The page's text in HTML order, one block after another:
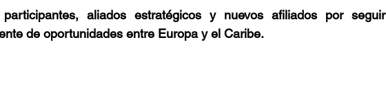
aliados estratégicos y nuevos afiliados por seguir
de oportunidades entre Europa y el Caribe.